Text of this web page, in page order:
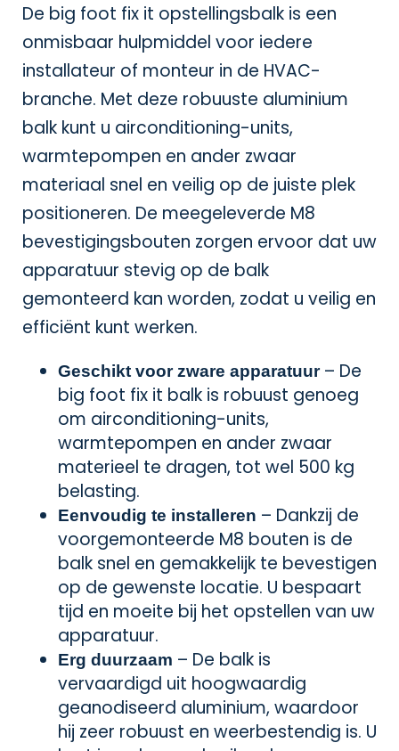
De big foot fix it opstellingsbalk is een
onmisbaar hulpmiddel voor iedere
installateur of monteur in de HVAC-
branche. Met deze robuuste aluminium
balk kunt u airconditioning-units,
warmtepompen en ander zwaar
materiaal snel en veilig op de juiste plek
positioneren. De meegeleverde M8
bevestigingsbouten zorgen ervoor dat uw
apparatuur stevig op de balk
gemonteerd kan worden, zodat u veilig en
efficiënt kunt werken.
Geschikt voor zware apparatuur– De
big foot fix it balk is robuust genoeg
om airconditioning-units,
warmtepompen en ander zwaar
materieel te dragen, tot wel 500 kg
belasting.
Eenvoudig te installeren – Dankzij de
voorgemonteerde M8 bouten is de
balk snel en gemakkelijk te bevestigen
op de gewenste locatie. U bespaart
tijd en moeite bij het opstellen van uw
apparatuur.
Erg duurzaam – De balk is
vervaardigd uit hoogwaardig
geanodiseerd aluminium, waardoor
hij zeer robuust en weerbestendig is. U